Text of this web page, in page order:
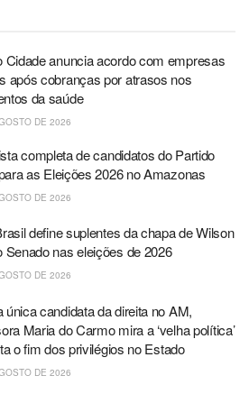
Cidade anuncia acordo com empresas
após cobranças por atrasos nos
da saúde
DE 2026
completa de candidatos do Partido
as Eleições 2026 no Amazonas
DE 2026
define suplentes da chapa de Wilson
Senado nas eleições de 2026
DE 2026
única candidata da direita no AM,
Maria do Carmo mira a ‘velha política’
o fim dos privilégios no Estado
DE 2026